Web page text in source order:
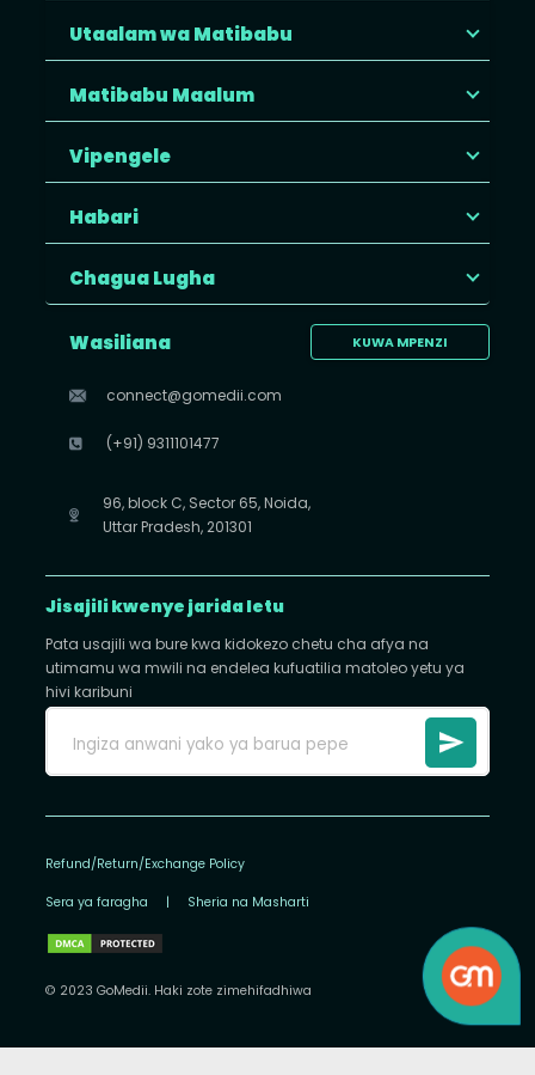
Utaalam wa Matibabu
Matibabu Maalum
Vipengele
Habari
Chagua Lugha
KUWA MPENZI
Wasiliana
connect@gomedii.com
(+91) 9311101477
96, block C, Sector 65, Noida,
Uttar Pradesh, 201301
Jisajili kwenye jarida letu
Pata usajili wa bure kwa kidokezo chetu cha afya na
utimamu wa mwili na endelea kufuatilia matoleo yetu ya
hivi karibuni
Refund/Return/Exchange Policy
Sera ya faragha | Sheria na Masharti
© 2023 GoMedii. Haki zote zimehifadhiwa